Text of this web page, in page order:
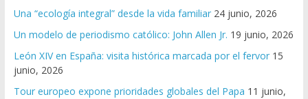
Una “ecología integral” desde la vida familiar 24 junio, 2026
Un modelo de periodismo católico: John Allen Jr. 19 junio, 2026
León XIV en España: visita histórica marcada por el fervor 15
junio, 2026
Tour europeo expone prioridades globales del Papa 11 junio,